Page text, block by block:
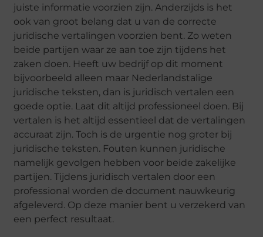
juiste informatie voorzien zijn. Anderzijds is het
ook van groot belang dat u van de correcte
juridische vertalingen voorzien bent. Zo weten
beide partijen waar ze aan toe zijn tijdens het
zaken doen. Heeft uw bedrijf op dit moment
bijvoorbeeld alleen maar Nederlandstalige
juridische teksten, dan is juridisch vertalen een
goede optie. Laat dit altijd professioneel doen. Bij
vertalen is het altijd essentieel dat de vertalingen
accuraat zijn. Toch is de urgentie nog groter bij
juridische teksten. Fouten kunnen juridische
namelijk gevolgen hebben voor beide zakelijke
partijen. Tijdens juridisch vertalen door een
professional worden de document nauwkeurig
afgeleverd. Op deze manier bent u verzekerd van
een perfect resultaat.